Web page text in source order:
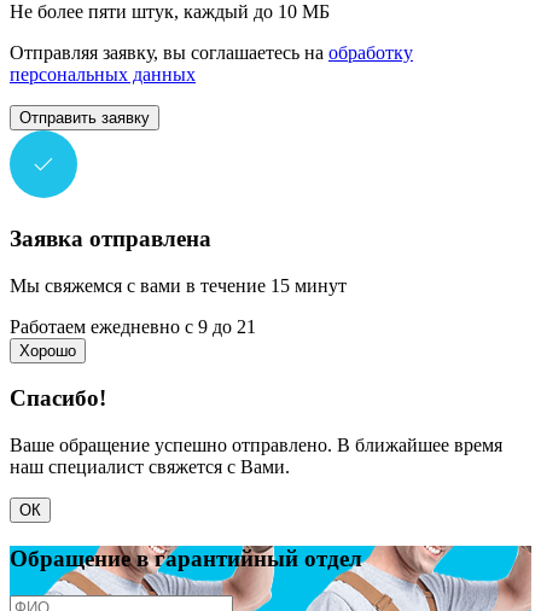
Не более пяти штук, каждый до 10 МБ
Отправляя заявку, вы соглашаетесь на обработку
персональных данных
Отправить заявку
Заявка отправлена
Мы свяжемся с вами в течение 15 минут
Работаем ежедневно с 9 до 21
Хорошо
Спасибо!
Ваше обращение успешно отправлено. В ближайшее время
наш специалист свяжется с Вами.
ОК
Обращение в гарантийный отдел